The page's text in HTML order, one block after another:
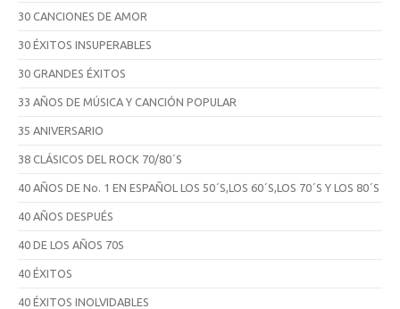
30 CANCIONES DE AMOR
30 ÉXITOS INSUPERABLES
30 GRANDES ÉXITOS
33 AÑOS DE MÚSICA Y CANCIÓN POPULAR
35 ANIVERSARIO
38 CLÁSICOS DEL ROCK 70/80´S
40 AÑOS DE No. 1 EN ESPAÑOL LOS 50´S,LOS 60´S,LOS 70´S Y LOS 80´S
40 AÑOS DESPUÉS
40 DE LOS AÑOS 70S
40 ÉXITOS
40 ÉXITOS INOLVIDABLES